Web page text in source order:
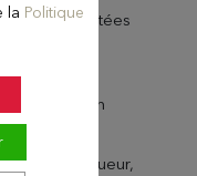
sont pas traitées
être
législation en
en vigueur,
la Politique